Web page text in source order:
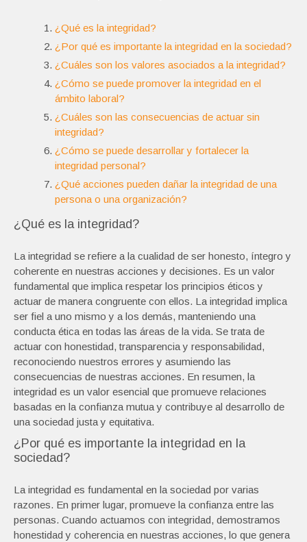
¿Qué es la integridad?
¿Por qué es importante la integridad en la sociedad?
¿Cuáles son los valores asociados a la integridad?
¿Cómo se puede promover la integridad en el
ámbito laboral?
¿Cuáles son las consecuencias de actuar sin
integridad?
¿Cómo se puede desarrollar y fortalecer la
integridad personal?
¿Qué acciones pueden dañar la integridad de una
persona o una organización?
¿Qué es la integridad?
La integridad se refiere a la cualidad de ser honesto, íntegro y
coherente en nuestras acciones y decisiones. Es un valor
fundamental que implica respetar los principios éticos y
actuar de manera congruente con ellos. La integridad implica
ser fiel a uno mismo y a los demás, manteniendo una
conducta ética en todas las áreas de la vida. Se trata de
actuar con honestidad, transparencia y responsabilidad,
reconociendo nuestros errores y asumiendo las
consecuencias de nuestras acciones. En resumen, la
integridad es un valor esencial que promueve relaciones
basadas en la confianza mutua y contribuye al desarrollo de
una sociedad justa y equitativa.
¿Por qué es importante la integridad en la
sociedad?
La integridad es fundamental en la sociedad por varias
razones. En primer lugar, promueve la confianza entre las
personas. Cuando actuamos con integridad, demostramos
honestidad y coherencia en nuestras acciones, lo que genera